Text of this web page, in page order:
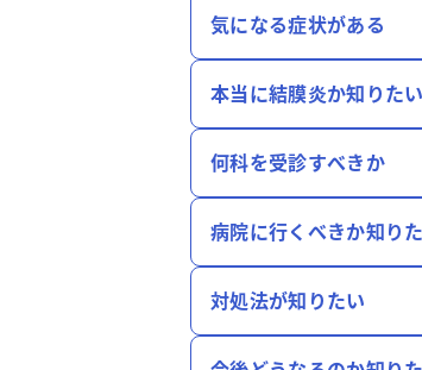
気になる症状がある
本当に結膜炎か知りたい
何科を受診すべきか
病院に行くべきか知り
対処法が知りたい